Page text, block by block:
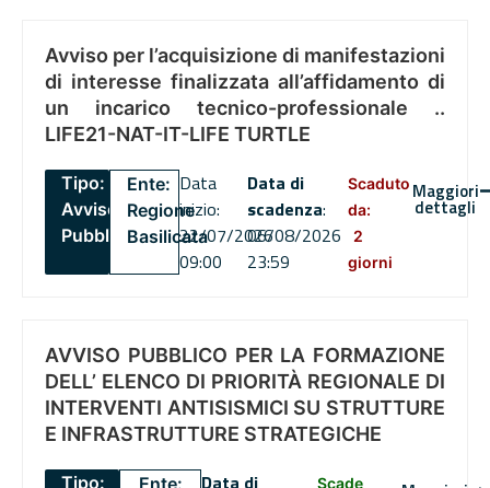
Avviso per l’acquisizione di manifestazioni
di interesse finalizzata all’affidamento di
un incarico tecnico-professionale ..
LIFE21-NAT-IT-LIFE TURTLE
Tipo:
Avviso
Pubblico
Ente:
Regione
Basilicata
Data
inizio:
22/07/2026
09:00
Data di
scadenza:
06/08/2026
23:59
Scaduto
da:
2
giorni
Maggiori
dettagli
AVVISO PUBBLICO PER LA FORMAZIONE
DELL’ ELENCO DI PRIORITÀ REGIONALE DI
INTERVENTI ANTISISMICI SU STRUTTURE
E INFRASTRUTTURE STRATEGICHE
Tipo: Scade